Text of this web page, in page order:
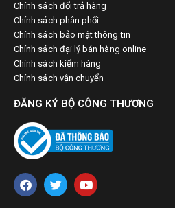
Chính sách đổi trả hàng
Chính sách phân phối
Chính sách bảo mật thông tin
Chính sách đại lý bán hàng online
Chính sách kiểm hàng
Chính sách vận chuyển
ĐĂNG KÝ BỘ CÔNG THƯƠNG